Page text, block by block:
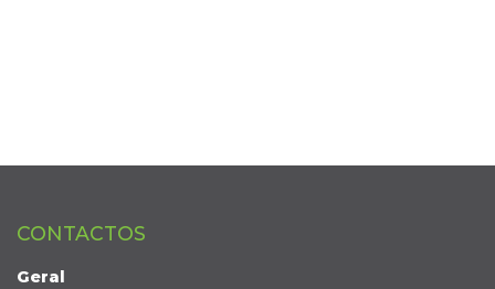
CONTACTOS
Geral